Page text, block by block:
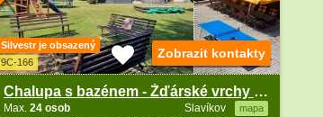
Silvestr je obsazený
9C-166
Chalupa s bazénem - Žďárské vrchy - Vysočina
Slavíkov mapa
Max. 24 osob
Zobrazit kontakty